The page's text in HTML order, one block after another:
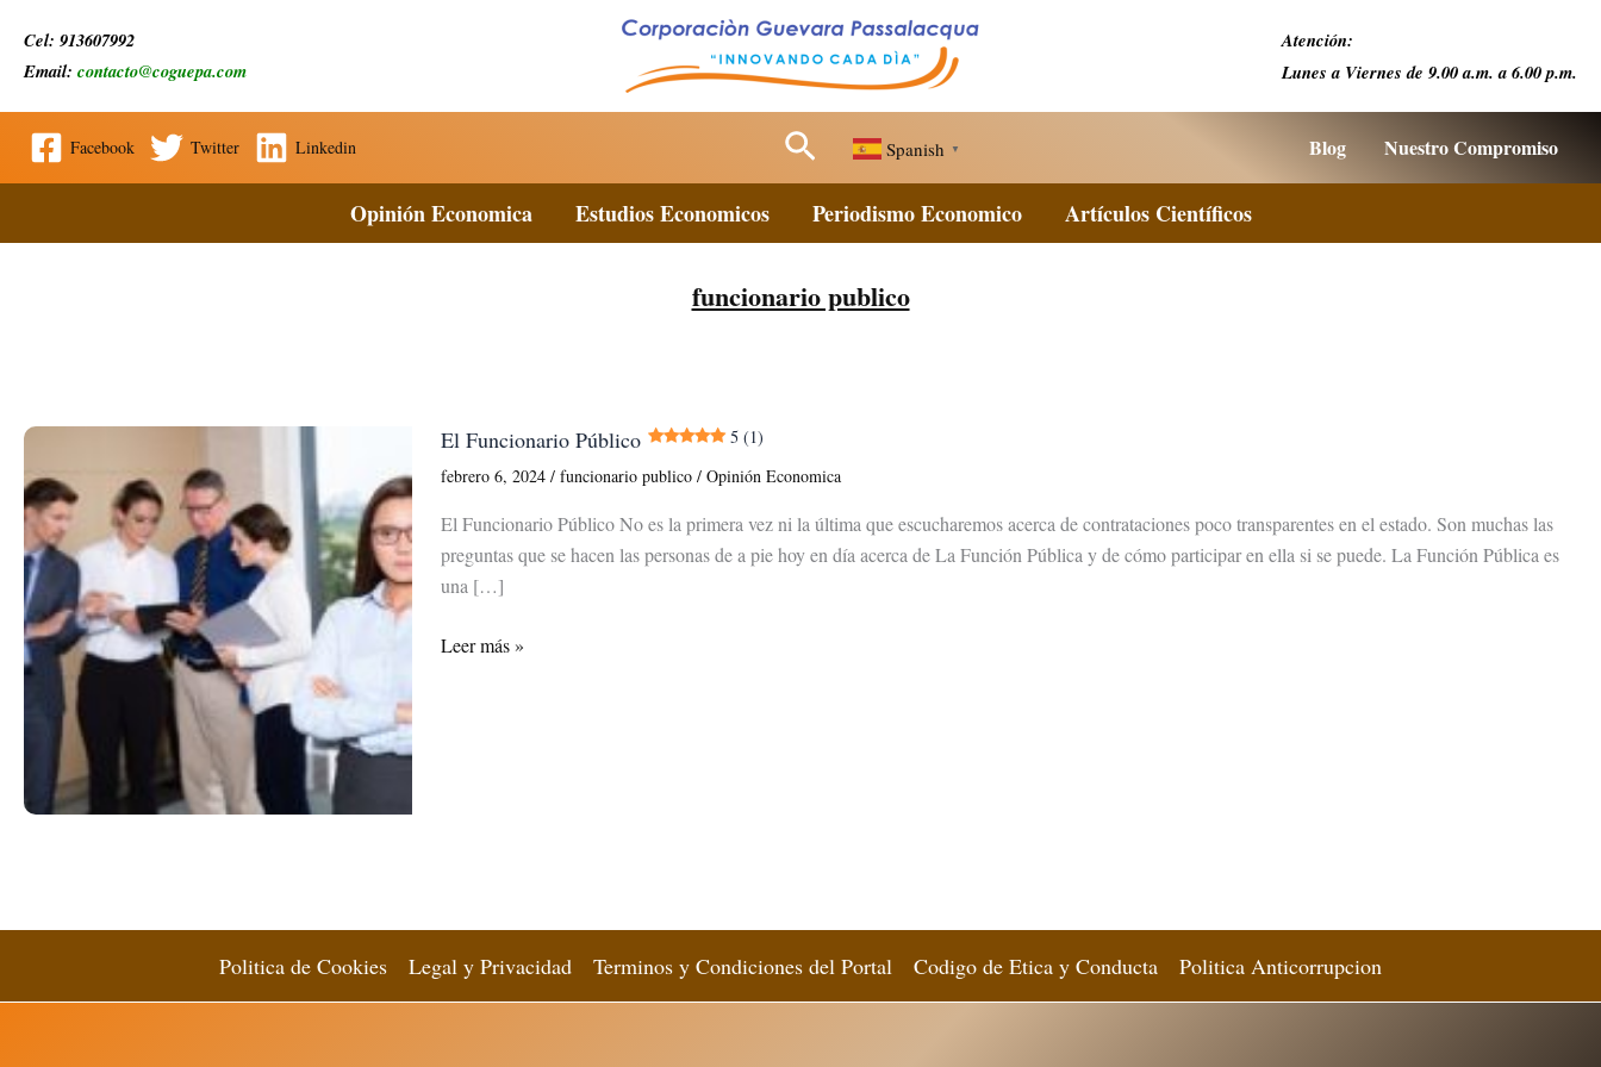
contenido
Cel: 913607992
Email: contacto@coguepa.com
Atención:
Lunes a Viernes de 9.00 a.m. a 6.00 p.m.
Facebook Twitter Linkedin Buscar Spanish ▼ Blog Nuestro Compromiso
Opinión Economica Estudios Economicos Periodismo Economico Artículos Científicos
funcionario publico
El Funcionario Público
5 (1)
febrero 6, 2024 / funcionario publico / Opinión Economica
El Funcionario Público No es la primera vez ni la última que escucharemos acerca de contrataciones poco transparentes en el estado. Son muchas las
preguntas que se hacen las personas de a pie hoy en día acerca de La Función Pública y de cómo participar en ella si se puede. La Función Pública es
una […]
El
Leer más »
Politica de Cookies Legal y Privacidad Terminos y Condiciones del Portal Codigo de Etica y Conducta Politica Anticorrupcion